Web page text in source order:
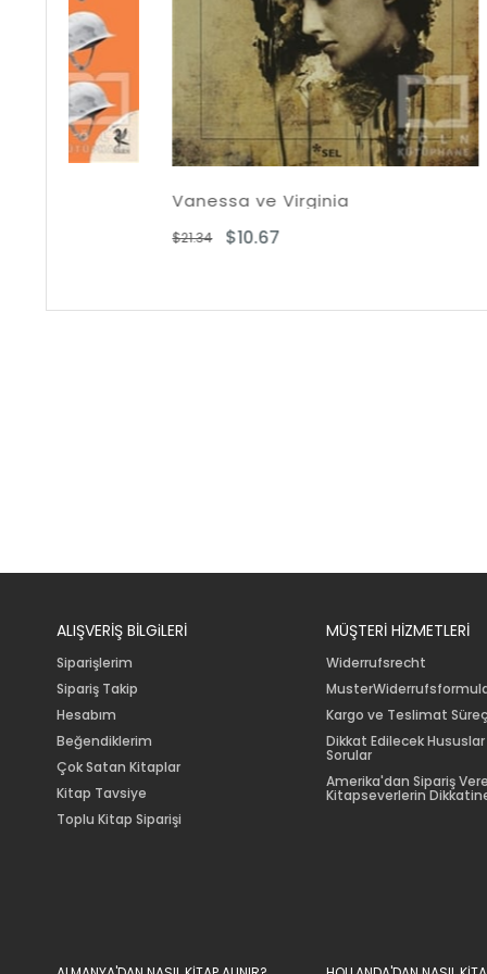
Vanessa ve Virginia
$10.67
Lanet
ALIŞVERİŞ BİLGiLERİ
Siparişlerim
Sipariş Takip
Hesabım
Beğendiklerim
Çok Satan Kitaplar
Kitap Tavsiye
Toplu Kitap Siparişi
MÜŞTERİ HİZMETLERİ
Widerrufsrecht
Kargo ve Teslimat
Dikkat Edilecek Hususlar
Sorular
Amerika'dan Sipariş
Kitapseverlerin